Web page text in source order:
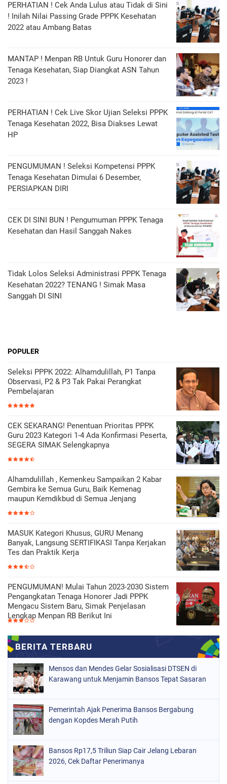
PERHATIAN ! Cek Anda Lulus atau Tidak di Sini
! Inilah Nilai Passing Grade PPPK Kesehatan
2022 atau Ambang Batas
MANTAP ! Menpan RB Untuk Guru Honorer dan
Tenaga Kesehatan, Siap Diangkat ASN Tahun
2023 !
PERHATIAN ! Cek Live Skor Ujian Seleksi PPPK
Tenaga Kesehatan 2022, Bisa Diakses Lewat
HP
PENGUMUMAN ! Seleksi Kompetensi PPPK
Tenaga Kesehatan Dimulai 6 Desember,
PERSIAPKAN DIRI
CEK DI SINI BUN ! Pengumuman PPPK Tenaga
Kesehatan dan Hasil Sanggah Nakes
Tidak Lolos Seleksi Administrasi PPPK Tenaga
Kesehatan 2022? TENANG ! Simak Masa
Sanggah DI SINI
POPULER
Seleksi PPPK 2022: Alhamdulillah, P1 Tanpa
Observasi, P2 & P3 Tak Pakai Perangkat
Pembelajaran
CEK SEKARANG! Penentuan Prioritas PPPK
Guru 2023 Kategori 1-4 Ada Konfirmasi Peserta,
SEGERA SIMAK Selengkapnya
Alhamdulillah , Kemenkeu Sampaikan 2 Kabar
Gembira ke Semua Guru, Baik Kemenag
maupun Kemdikbud di Semua Jenjang
MASUK Kategori Khusus, GURU Menang
Banyak, Langsung SERTIFIKASI Tanpa Kerjakan
Tes dan Praktik Kerja
PENGUMUMAN! Mulai Tahun 2023-2030 Sistem
Pengangkatan Tenaga Honorer Jadi PPPK
Mengacu Sistem Baru, Simak Penjelasan
Lengkap Menpan RB Berikut Ini
Mensos dan Mendes Gelar Sosialisasi DTSEN di
Karawang untuk Menjamin Bansos Tepat Sasaran
Pemerintah Ajak Penerima Bansos Bergabung
dengan Kopdes Merah Putih
Bansos Rp17,5 Triliun Siap Cair Jelang Lebaran
2026, Cek Daftar Penerimanya